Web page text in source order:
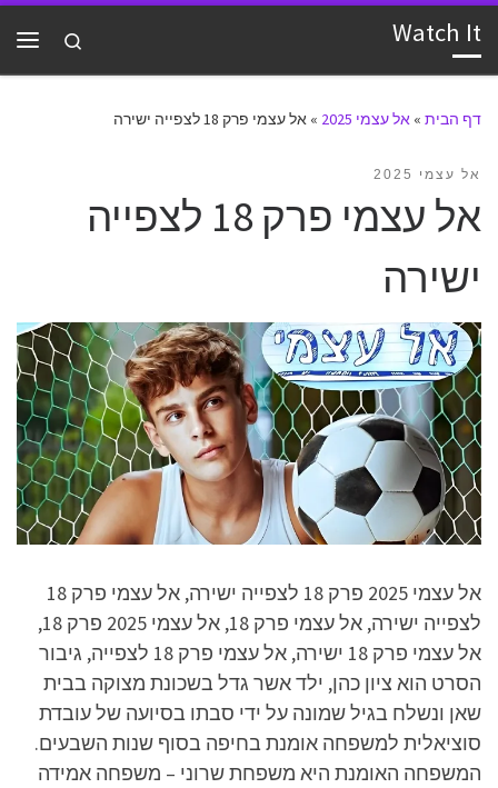
דלג לתוכן Watch It
Search
דף הבית » אל עצמי 2025 » אל עצמי פרק 18 לצפייה ישירה
אל עצמי 2025
אל עצמי פרק 18 לצפייה
ישירה
אל עצמי 2025 פרק 18 לצפייה ישירה, אל עצמי פרק 18
לצפייה ישירה, אל עצמי פרק 18, אל עצמי 2025 פרק 18,
אל עצמי פרק 18 ישירה, אל עצמי פרק 18 לצפייה, גיבור
הסרט הוא ציון כהן, ילד אשר גדל בשכונת מצוקה בבית
שאן ונשלח בגיל שמונה על ידי סבתו בסיועה של עובדת
סוציאלית למשפחה אומנת בחיפה בסוף שנות השבעים.
המשפחה האומנת היא משפחת שרוני – משפחה אמידה